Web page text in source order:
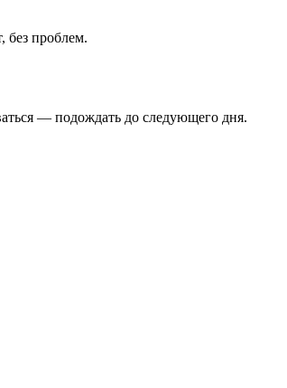
без проблем.
— подождать до следующего дня.